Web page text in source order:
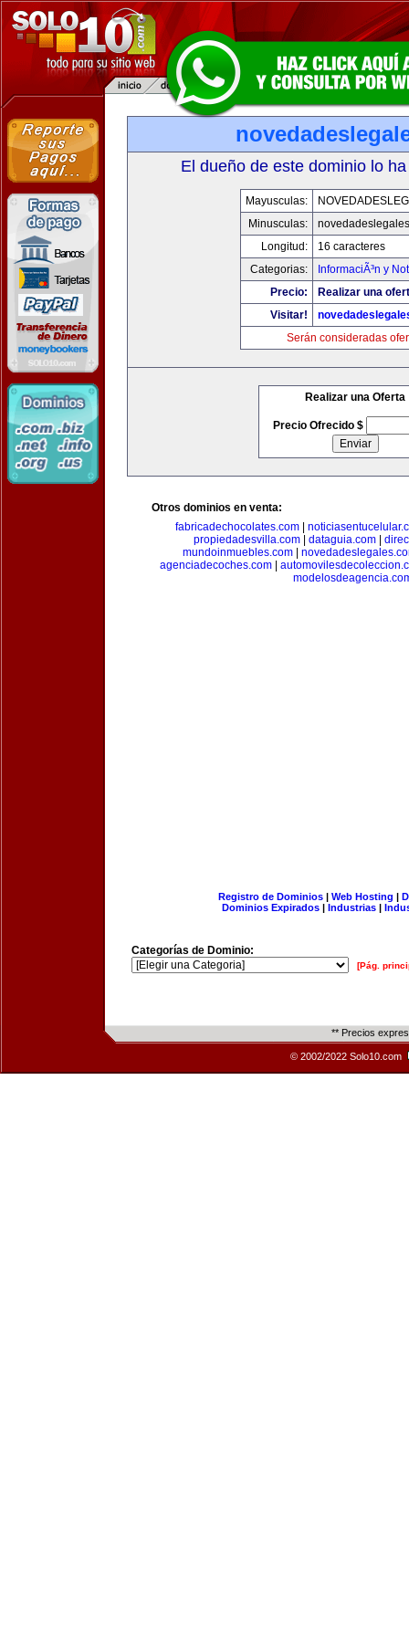
El dueño de este dominio lo
Mayusculas:
Minusculas:
Longitud:
16 caracteres
Categorias:
InformaciÃ³n y
Precio:
Realizar una
Visitar!
Serán consideradas
Realizar una Oferta
Precio Ofrecido $
Otros dominios en venta:
fabricadechocolates.com|
propiedadesvilla.com| dataguia.com|
mundoinmuebles.com
agenciadecoches.com
Registro de Dominios| Web Hosting |
Dominios Expirados | Industrias |
Categorías de Dominio:
[Pág.
** Precios
© 2002/2022 Solo10.com